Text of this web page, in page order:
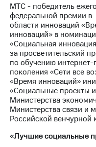
МТС - победитель
федеральной премии в
области инноваций
инноваций» в
«Социальная
за просветительский
по обучению
поколения «Сети все
«Время инноваций»
«Социальные проекты
Министерства
Министерства связи и
Российской венчурной
«Лучшие социальные